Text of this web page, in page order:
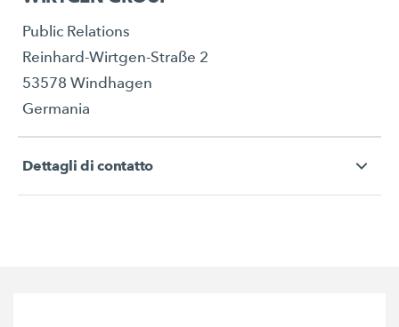
Public Relations
Reinhard-Wirtgen-Straße 2
53578 Windhagen
Germania
Dettagli di contatto